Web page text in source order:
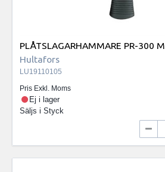
PLÅTSLAGARHAMMARE PR-300 M
Hultafors
LU19110105
Pris Exkl. Moms
Ej i lager
Säljs i Styck